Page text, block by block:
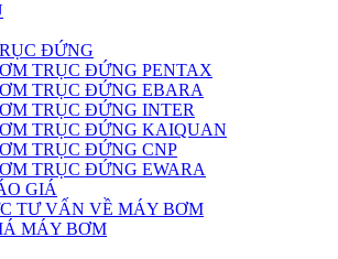
ĐỨNG
TRỤC ĐỨNG PENTAX
TRỤC ĐỨNG EBARA
TRỤC ĐỨNG INTER
TRỤC ĐỨNG KAIQUAN
TRỤC ĐỨNG CNP
TRỤC ĐỨNG EWARA
GIÁ
TƯ VẤN VỀ MÁY BƠM
MÁY BƠM